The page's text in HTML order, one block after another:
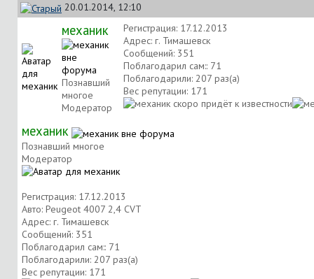
20.01.2014, 12:10
механик
Познавший
многое
Модератор
Регистрация: 17.12.2013
Адрес: г. Тимашевск
Сообщений: 351
Поблагодарил сам:: 71
Поблагодарили: 207 раз(а)
Вес репутации: 171
механик
Познавший многое
Модератор
Регистрация: 17.12.2013
Авто: Peugeot 4007 2,4 CVT
Адрес: г. Тимашевск
Сообщений: 351
Поблагодарил сам:: 71
Поблагодарили: 207 раз(а)
Вес репутации: 171